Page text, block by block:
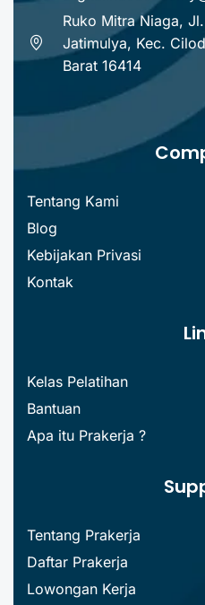
Ruko Mitra Niaga,
Jatimulya, Kec.
Barat 16414
Tentang Kami
Blog
Kebijakan Privasi
Kontak
Kelas Pelatihan
Bantuan
Apa itu Prakerja ?
Tentang Prakerja
Daftar Prakerja
Lowongan Kerja